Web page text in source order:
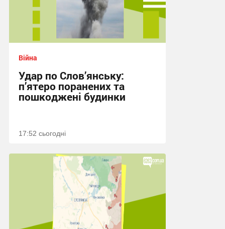
Війна
Удар по Слов’янську:
п’ятеро поранених та
пошкоджені будинки
17:52 сьогодні